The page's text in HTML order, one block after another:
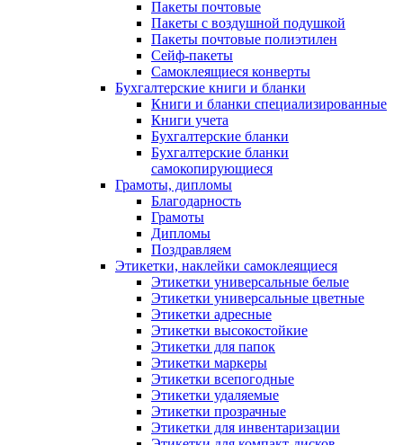
Пакеты почтовые
Пакеты с воздушной подушкой
Пакеты почтовые полиэтилен
Сейф-пакеты
Самоклеящиеся конверты
Бухгалтерские книги и бланки
Книги и бланки специализированные
Книги учета
Бухгалтерские бланки
Бухгалтерские бланки
самокопирующиеся
Грамоты, дипломы
Благодарность
Грамоты
Дипломы
Поздравляем
Этикетки, наклейки самоклеящиеся
Этикетки универсальные белые
Этикетки универсальные цветные
Этикетки адресные
Этикетки высокостойкие
Этикетки для папок
Этикетки маркеры
Этикетки всепогодные
Этикетки удаляемые
Этикетки прозрачные
Этикетки для инвентаризации